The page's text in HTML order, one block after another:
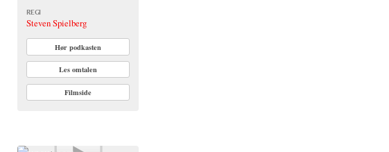
REGI
Steven Spielberg
Hør podkasten
Les omtalen
Filmside